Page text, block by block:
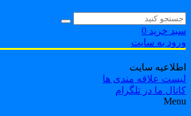
خرید 0
به سایت
سایت
علاقه مندی ها
ما در تلگرام